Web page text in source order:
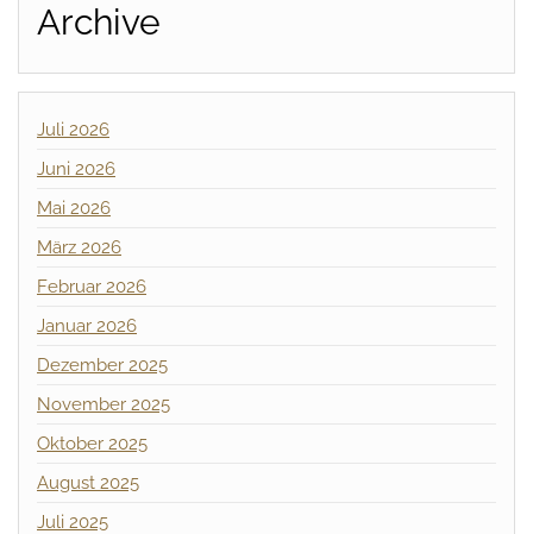
Archive
Juli 2026
Juni 2026
Mai 2026
März 2026
Februar 2026
Januar 2026
Dezember 2025
November 2025
Oktober 2025
August 2025
Juli 2025